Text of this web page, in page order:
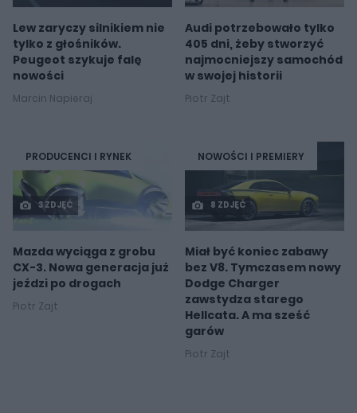
Lew zaryczy silnikiem nie
tylko z głośników.
Peugeot szykuje falę
nowości
Marcin Napieraj
Audi potrzebowało tylko
405 dni, żeby stworzyć
najmocniejszy samochód
w swojej historii
Piotr Zajt
PRODUCENCI I RYNEK
3 ZDJĘĆ
Mazda wyciąga z grobu
CX-3. Nowa generacja już
jeździ po drogach
Piotr Zajt
NOWOŚCI I PREMIERY
8 ZDJĘĆ
Miał być koniec zabawy
bez V8. Tymczasem nowy
Dodge Charger
zawstydza starego
Hellcata. A ma sześć
garów
Piotr Zajt